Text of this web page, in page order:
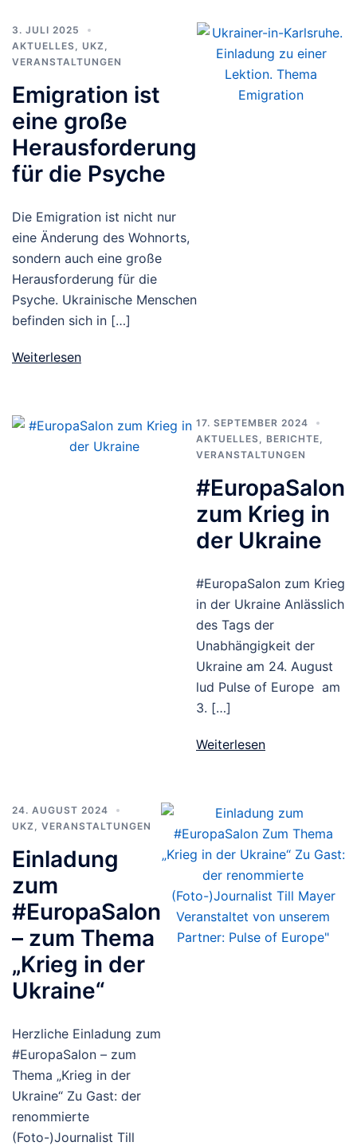
3. JULI 2025
AKTUELLES
UKZ
VERANSTALTUNGEN
Emigration ist
eine große
Herausforderung
für die Psyche
Die Emigration ist nicht nur
eine Änderung des Wohnorts,
sondern auch eine große
Herausforderung für die
Psyche. Ukrainische Menschen
befinden sich in […]
Weiterlesen
17. SEPTEMBER 2024
AKTUELLES
BERICHTE
VERANSTALTUNGEN
#EuropaSalon
zum Krieg in
der Ukraine
#EuropaSalon zum Krieg
in der Ukraine Anlässlich
des Tags der
Unabhängigkeit der
Ukraine am 24. August
lud Pulse of Europe am
3. […]
Weiterlesen
24. AUGUST 2024
UKZ
VERANSTALTUNGEN
Einladung
zum
#EuropaSalon
– zum Thema
„Krieg in der
Ukraine“
Herzliche Einladung zum
#EuropaSalon – zum
Thema „Krieg in der
Ukraine“ Zu Gast: der
renommierte
(Foto-)Journalist Till